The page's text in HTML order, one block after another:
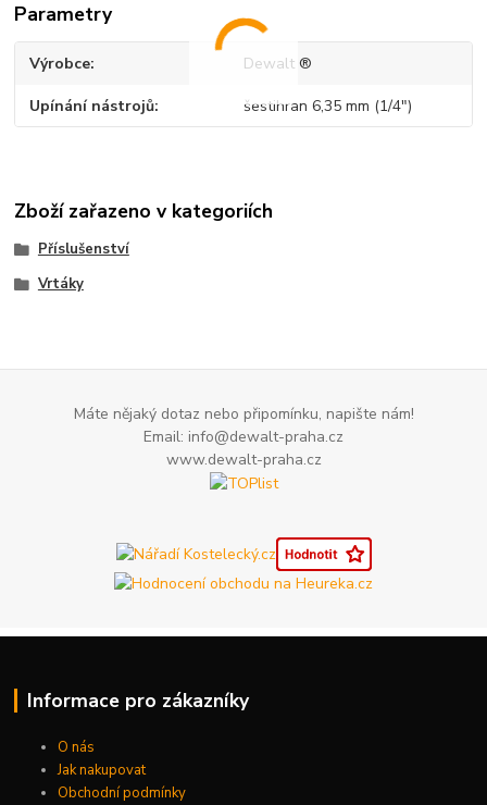
Parametry
Výrobce Dewalt ®
Upínání nástrojů šestihran 6,35 mm (1/4")
Zboží zařazeno v kategoriích
Příslušenství
Vrtáky
Máte nějaký dotaz nebo připomínku, napište nám!
Email: info@dewalt-praha.cz
www.dewalt-praha.cz
Informace pro zákazníky
O nás
Jak nakupovat
Obchodní podmínky